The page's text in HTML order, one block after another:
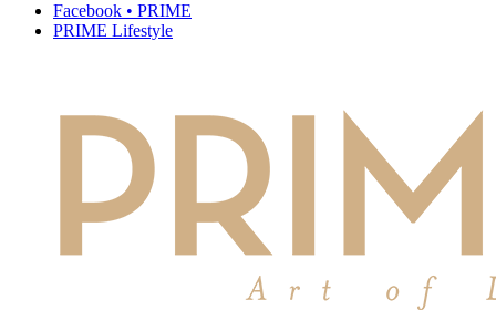
Facebook • PRIME
PRIME Lifestyle